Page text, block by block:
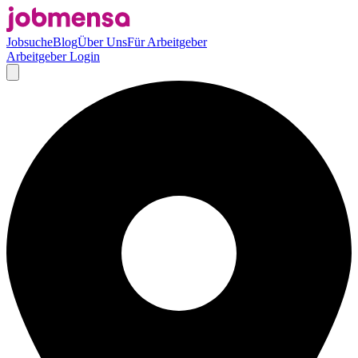
JobsucheBlogÜber UnsFür Arbeitgeber
Arbeitgeber Login